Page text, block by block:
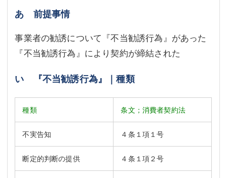
あ 前提事情
事業者の勧誘について『不当勧誘行為』があった
『不当勧誘行為』により契約が締結された
い 『不当勧誘行為』｜種類
種類 条文；消費者契約法
不実告知 ４条１項１号
断定的判断の提供 ４条１項２号